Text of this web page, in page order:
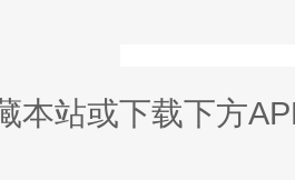
本站或下载下方